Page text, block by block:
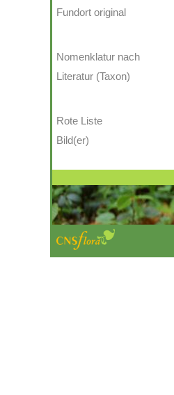
Fundort original
Nomenklatur nach
Literatur (Taxon)
Rote Liste
Bild(er)